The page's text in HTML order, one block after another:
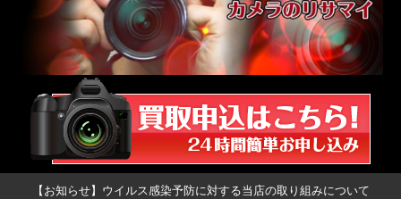
【お知らせ】ウイルス感染予防に対する当店の取り組みについて